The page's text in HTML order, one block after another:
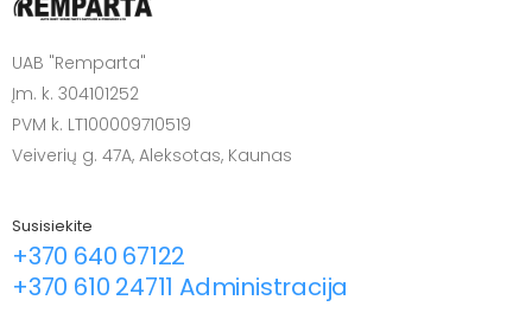
UAB "Remparta"
Įm. k. 304101252
PVM k. LT100009710519
Veiverių g. 47A, Aleksotas, Kaunas
Susisiekite
+370 640 67122
+370 610 24711 Administracija